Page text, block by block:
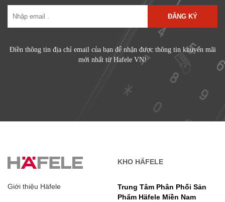
ĐĂNG KÝ
Điền thông tin địa chỉ email của bạn để nhận được thông tin khuyến mãi
mới nhất từ Hafele VN!
Giới thiệu Häfele
KHO HÄFELE
Trung Tâm Phân Phối Sản
Phẩm Häfele Miền Nam